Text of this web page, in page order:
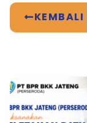
KEMBALI